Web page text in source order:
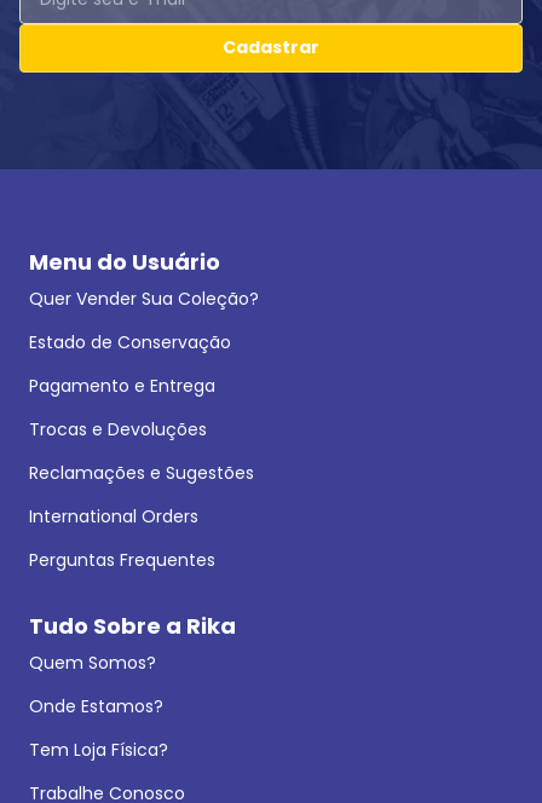
Cadastrar
Menu do Usuário
Quer Vender Sua Coleção?
Estado de Conservação
Pagamento e Entrega
Trocas e Devoluções
Reclamações e Sugestões
International Orders
Perguntas Frequentes
Tudo Sobre a Rika
Quem Somos?
Onde Estamos?
Tem Loja Física?
Trabalhe Conosco